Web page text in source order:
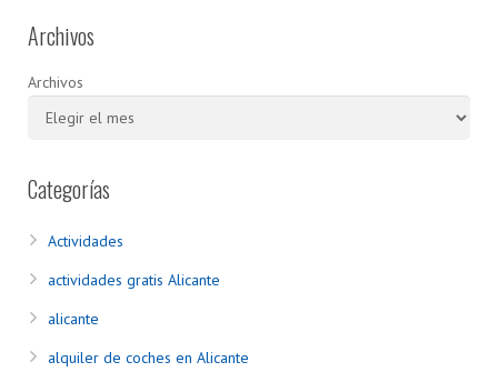
Archivos
Archivos
Categorías
Actividades
actividades gratis Alicante
alicante
alquiler de coches en Alicante